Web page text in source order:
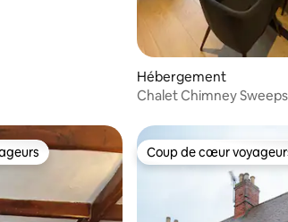
Hébergement
Chalet Chimney
les plus appréciés Coup de cœur
Coup de cœur